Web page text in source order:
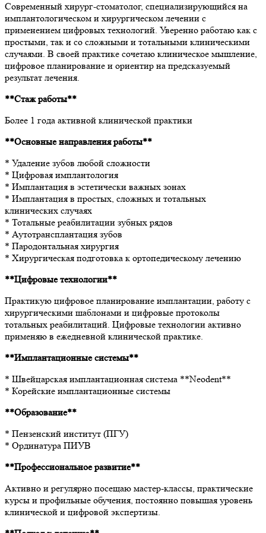
Современный хирург-стоматолог, специализирующийся на
имплантологическом и хирургическом лечении с
применением цифровых технологий. Уверенно работаю как с
простыми, так и со сложными и тотальными клиническими
случаями. В своей практике сочетаю клиническое мышление,
цифровое планирование и ориентир на предсказуемый
результат лечения.
**Стаж работы**
Более 1 года активной клинической практики
**Основные направления работы**
* Удаление зубов любой сложности
* Цифровая имплантология
* Имплантация в эстетически важных зонах
* Имплантация в простых, сложных и тотальных
клинических случаях
* Тотальные реабилитации зубных рядов
* Аутотрансплантация зубов
* Пародонтальная хирургия
* Хирургическая подготовка к ортопедическому лечению
**Цифровые технологии**
Практикую цифровое планирование имплантации, работу с
хирургическими шаблонами и цифровые протоколы
тотальных реабилитаций. Цифровые технологии активно
применяю в ежедневной клинической практике.
**Имплантационные системы**
* Швейцарская имплантационная система **Neodent**
* Корейские имплантационные системы
**Образование**
* Пензенский институт (ПГУ)
* Ординатура ПИУВ
**Профессиональное развитие**
Активно и регулярно посещаю мастер-классы, практические
курсы и профильные обучения, постоянно повышая уровень
клинической и цифровой экспертизы.